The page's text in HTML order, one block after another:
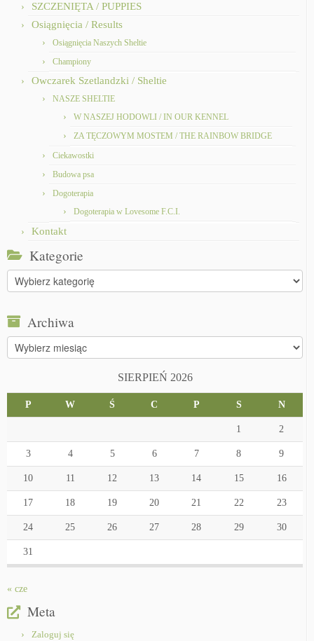
SZCZENIĘTA / PUPPIES
Osiągnięcia / Results
Osiągnięcia Naszych Sheltie
Championy
Owczarek Szetlandzki / Sheltie
NASZE SHELTIE
W NASZEJ HODOWLI / IN OUR KENNEL
ZA TĘCZOWYM MOSTEM / THE RAINBOW BRIDGE
Ciekawostki
Budowa psa
Dogoterapia
Dogoterapia w Lovesome F.C.I.
Kontakt
Kategorie
Kategorie
Archiwa
Archiwa
SIERPIEŃ 2026
P W Ś C P S N
1 2
3 4 5 6 7 8 9
10 11 12 13 14 15 16
17 18 19 20 21 22 23
24 25 26 27 28 29 30
31
« cze
Meta
Zaloguj się